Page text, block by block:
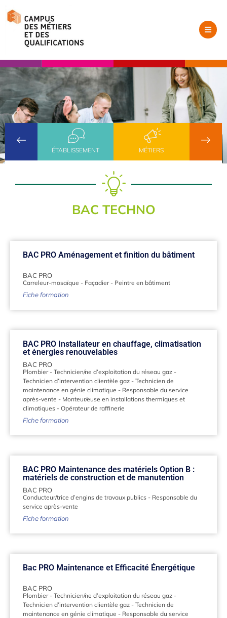
ÉTABLISSEMENT MÉTIERS
BAC TECHNO
BAC PRO Aménagement et finition du bâtiment
BAC PRO
Carreleur-mosaïque - Façadier- Peintre en bâtiment
Fiche formation
BAC PRO Installateur en chauffage, climatisation
et énergies renouvelables
BAC PRO
Plombier- Technicien/ne d’exploitation du réseau gaz -
Technicien d’intervention clientèle gaz - Technicien de
maintenance en génie climatique - Responsable du service
après-vente - Monteur/euse en installations thermiques et
climatiques - Opérateur de raffinerie
Fiche formation
BAC PRO Maintenance des matériels Option B :
matériels de construction et de manutention
BAC PRO
Conducteur/trice d’engins de travaux publics - Responsable du
service après-vente
Fiche formation
Bac PRO Maintenance et Efficacité Énergétique
BAC PRO
Plombier- Technicien/ne d’exploitation du réseau gaz -
Technicien d’intervention clientèle gaz - Technicien de
maintenance en génie climatique - Responsable du service